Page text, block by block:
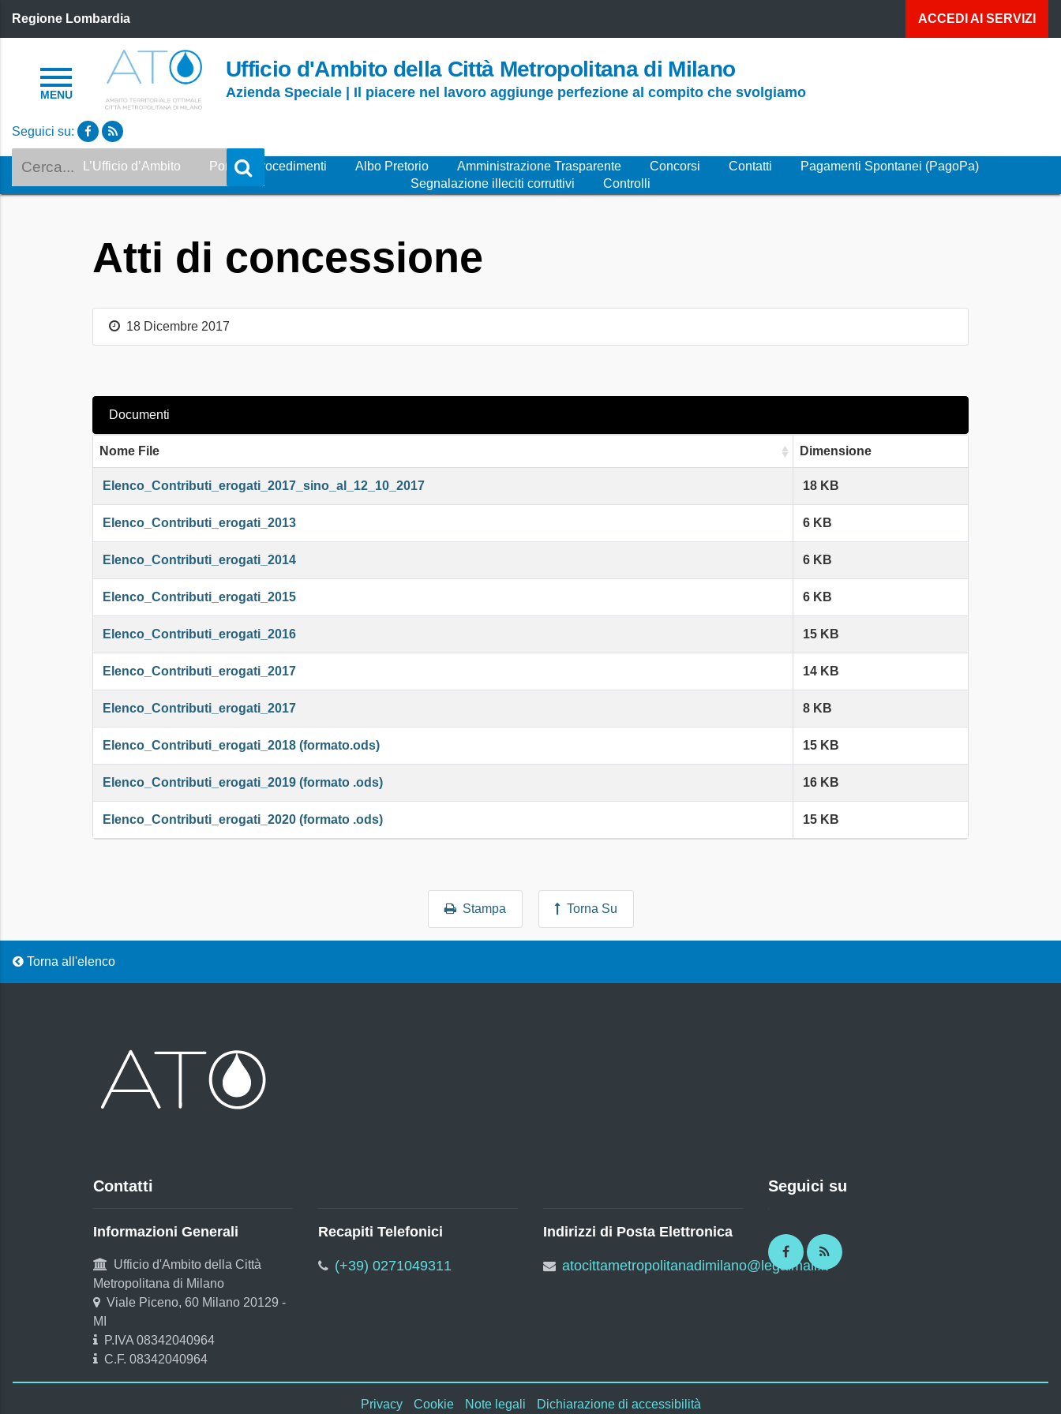
Regione Lombardia ACCEDI AI SERVIZI
Ufficio d'Ambito della Città Metropolitana di Milano
Azienda Speciale | Il piacere nel lavoro aggiunge perfezione al compito che svolgiamo
Seguici su:
Cerca
L’Ufficio d’Ambito Portale Procedimenti Albo Pretorio Amministrazione Trasparente Concorsi Contatti
Pagamenti Spontanei (PagoPa)
Segnalazione illeciti corruttivi
Controlli
Atti di concessione
18 Dicembre 2017
Documenti
Nome File Dimensione
Elenco_Contributi_erogati_2017_sino_al_12_10_2017 18 KB
Elenco_Contributi_erogati_2013 6 KB
Elenco_Contributi_erogati_2014 6 KB
Elenco_Contributi_erogati_2015 6 KB
Elenco_Contributi_erogati_2016 15 KB
Elenco_Contributi_erogati_2017 14 KB
Elenco_Contributi_erogati_2017 8 KB
Elenco_Contributi_erogati_2018 (formato.ods) 15 KB
Elenco_Contributi_erogati_2019 (formato .ods) 16 KB
Elenco_Contributi_erogati_2020 (formato .ods) 15 KB
Stampa Torna Su
Torna all'elenco
Contatti
Informazioni Generali
Ufficio d'Ambito della Città
Metropolitana di Milano
Viale Piceno, 60 Milano 20129 -
MI
P.IVA 08342040964
C.F. 08342040964
Recapiti Telefonici
(+39) 0271049311
Indirizzi di Posta Elettronica
atocittametropolitanadimilano@legalmail.it
Seguici su
FacebookRSS
Privacy Cookie Note legali Dichiarazione di accessibilità